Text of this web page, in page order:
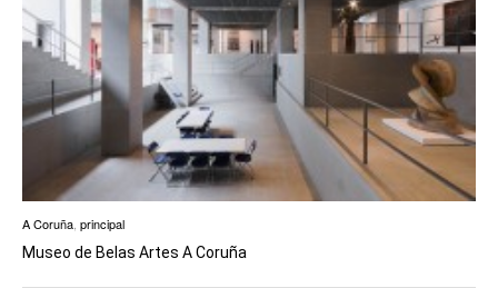
A Coruña, principal
Museo de Belas Artes A Coruña